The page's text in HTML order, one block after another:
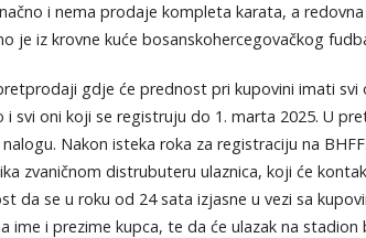
i nema prodaje kompleta karata, a
je iz krovne kuće bosanskohercegovačkog
gdje će prednost pri kupovini imati
i svi oni koji se registruju do 1. marta 2025. U
Nakon isteka roka za registraciju na
zvaničnom distrubuteru ulaznica, koji će
da se u roku od 24 sata izjasne u vezi sa
ime i prezime kupca, te da će ulazak na stadion